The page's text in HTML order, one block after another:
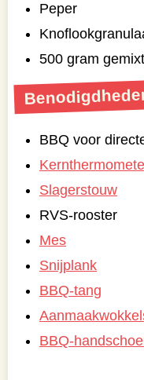
Peper
500 gram
BBQ voor
Slagerstouw
RVS-rooster
Mes
Snijplank
BBQ-tang
BBQ-